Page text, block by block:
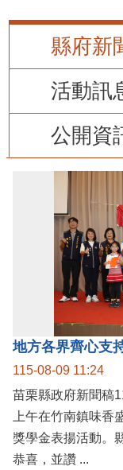
縣府新
活動訊
公開資
115-08-09 11:24
苗栗縣政府新聞稿115/8/9 竹南鎮天文里
上午在竹南鎮味香
獎學金表揚活動。
恭喜，並讚 ...